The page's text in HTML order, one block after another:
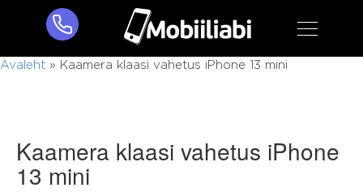
Avaleht » Kaamera klaasi vahetus iPhone 13 mini
Kaamera klaasi vahetus iPhone
13 mini